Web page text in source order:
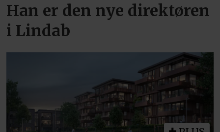
Han er den nye direktøren
i Lindab